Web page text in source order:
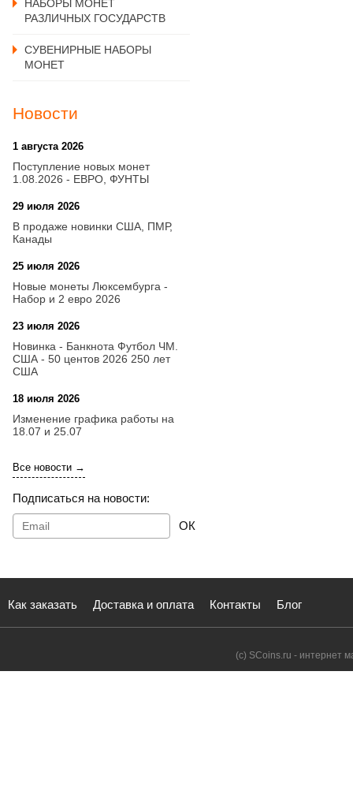
НАБОРЫ МОНЕТ
РАЗЛИЧНЫХ ГОСУДАРСТВ
СУВЕНИРНЫЕ НАБОРЫ
МОНЕТ
Новости
1 августа 2026
Поступление новых монет
1.08.2026 - ЕВРО, ФУНТЫ
29 июля 2026
В продаже новинки США, ПМР,
Канады
25 июля 2026
Новые монеты Люксембурга -
Набор и 2 евро 2026
23 июля 2026
Новинка - Банкнота Футбол ЧМ.
США - 50 центов 2026 250 лет
США
18 июля 2026
Изменение графика работы на
18.07 и 25.07
Все новости →
Подписаться на новости:
ОК
Как заказать Доставка и оплата Контакты Блог
(с) SCoins.ru - интернет